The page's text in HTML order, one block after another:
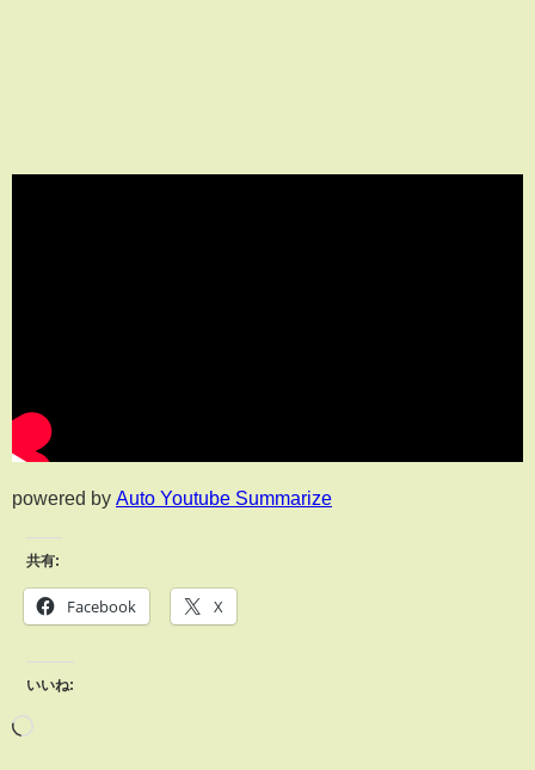
powered by Auto Youtube Summarize
共有:
Facebook X
いいね: